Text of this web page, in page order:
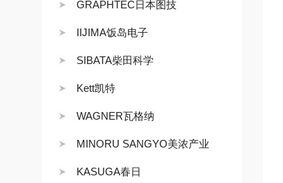
GRAPHTEC日本图技
IIJIMA饭岛电子
SIBATA柴田科学
Kett凯特
WAGNER瓦格纳
MINORU SANGYO美浓产业
KASUGA春日